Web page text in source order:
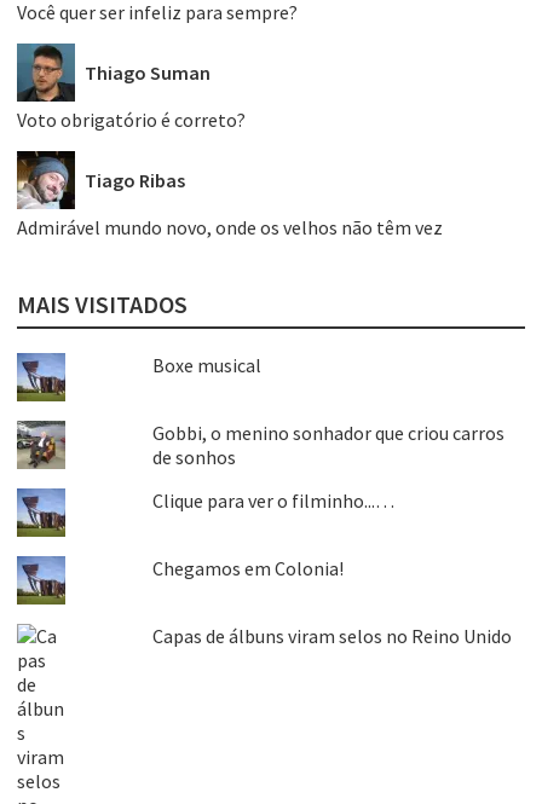
Você quer ser infeliz para sempre?
Thiago Suman
Voto obrigatório é correto?
Tiago Ribas
Admirável mundo novo, onde os velhos não têm vez
MAIS VISITADOS
Boxe musical
Gobbi, o menino sonhador que criou carros
de sonhos
Clique para ver o filminho...…
Chegamos em Colonia!
Capas de álbuns viram selos no Reino Unido